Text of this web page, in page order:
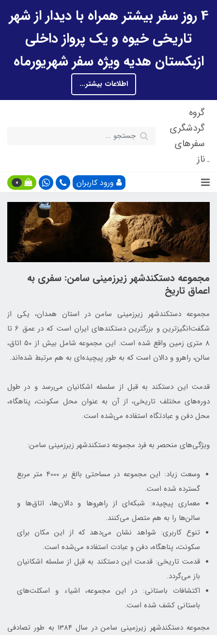
4 روز سفر بیشتر همراه با دیدار از شهر
تاریخی خیوه و یک پرواز داخلی
ازبکستان هدیه ویژه سفر شهریورماه
اطلاعات بیشتر...
گروه
گردشگری
سفرهای
ناز
ورود کاربران 0
مجموعه دستکندشهر زیرزمینی سامن: سفری به
اعماق تاریخ
مجموعه دستکندشهر زیرزمینی سامن در استان همدان، یکی از
شگفت‌انگیزترین و بزرگترین دستکندهای ایران است که در عمق 6 تا
8 متری زمین واقع شده است. این مجموعه شامل بیش از 50 اتاق،
سالن، راهرو و دالان است که به طور پیچیده‌ای به هم مرتبط شده‌اند.
قدمت این دستکند به قبل از سلسله اشکانیان می‌رسد و در طول
دوره‌های مختلف تاریخی، از آن به عنوان محل سکونت، پناهگاه،
محل دفن و عبادتگاه استفاده می‌شده است.
ویژگی‌های منحصر به فرد مجموعه دستکندشهر زیرزمینی سامن:
وسعت زیاد: این مجموعه در مساحتی بالغ بر 4000 متر مربع
گسترده شده است.
معماری پیچیده: شبکه‌ای از راهروها و دالان‌ها، اتاق‌ها و
سالن‌ها را به هم متصل می‌کنند.
تنوع کاربری: شواهد نشان می‌دهد که از این مکان برای
سکونت، پناهگاه، دفن و عبادت استفاده می‌شده است.
قدمت تاریخی: قدمت این دستکند به قبل از سلسله اشکانیان
باز می‌گردد.
اکتشافات باستانی: در این مجموعه، اشیاء و اسکلت‌های
باستانی کشف شده است.
مجموعه دستکندشهر زیرزمینی سامن در سال 1384 به طور تصادفی